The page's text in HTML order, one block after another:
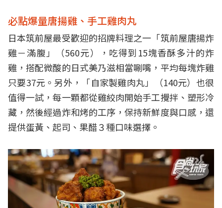
必點爆量唐揚雞、手工雞肉丸
日本筑前屋最受歡迎的招牌料理之一「筑前屋唐揚炸
雞－滿腹」（560元），吃得到15塊香酥多汁的炸
雞，搭配微酸的日式美乃滋相當唰嘴，平均每塊炸雞
只要37元。另外，「自家製雞肉丸」（140元）也很
值得一試，每一顆都從雞絞肉開始手工攪拌、塑形冷
藏，然後經過炸和烤的工序，保持新鮮度與口感，還
提供蛋黃、起司、果醋３種口味選擇。